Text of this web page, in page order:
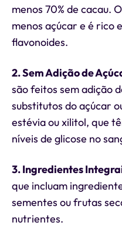
menos 70% de cacau.
menos açúcar e é rico
flavonoides.
2. Sem Adição de
são feitos sem adição
substitutos do açúcar
estévia ou xilitol, que
níveis de glicose no
3. Ingredientes
que incluam
sementes ou frutas
nutrientes.